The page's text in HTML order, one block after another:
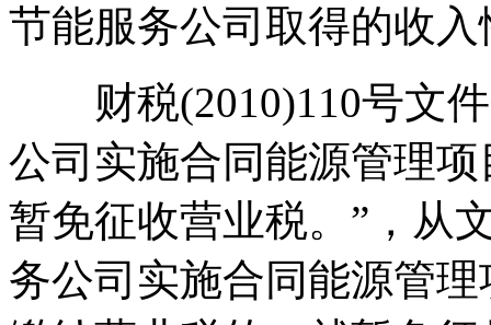
节能服务公司取得的收
财税(2010)110号文件
公司实施合同能源管理
暂免征收营业税。”，从
务公司实施合同能源管